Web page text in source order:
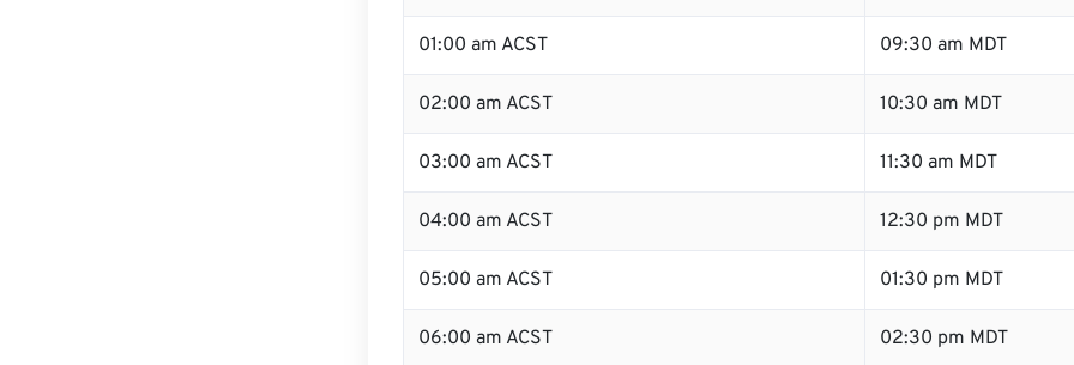
01:00 am ACST 09:30 am MDT
02:00 am ACST 10:30 am MDT
03:00 am ACST 11:30 am MDT
04:00 am ACST 12:30 pm MDT
05:00 am ACST 01:30 pm MDT
06:00 am ACST 02:30 pm MDT